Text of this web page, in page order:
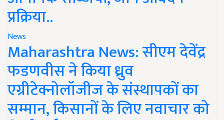
प्रक्रिया..
News
Maharashtra News: सीएम देवेंद्र
फडणवीस ने किया ध्रुव
एग्रीटेक्नोलॉजीज के संस्थापकों का
सम्मान, किसानों के लिए नवाचार को